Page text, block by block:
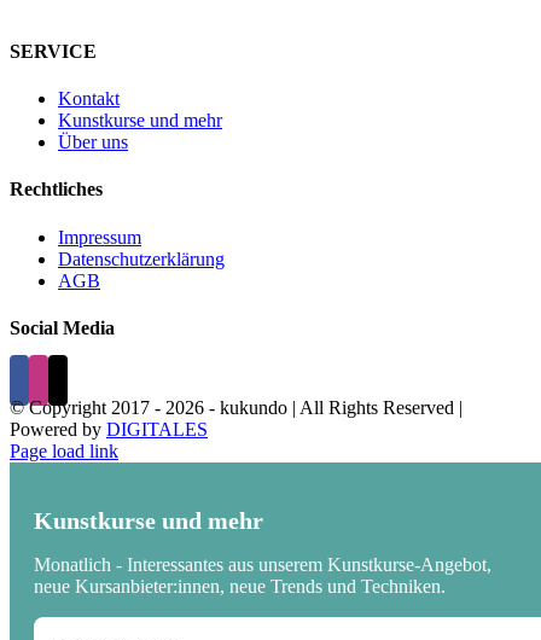
SERVICE
Kontakt
Kunstkurse und mehr
Über uns
Rechtliches
Impressum
Datenschutzerklärung
AGB
Social Media
© Copyright 2017 - 2026 - kukundo | All Rights Reserved |
Powered by DIGITALES
Page load link
Kunstkurse und mehr
Monatlich - Interessantes aus unserem Kunstkurse-Angebot,
neue Kursanbieter:innen, neue Trends und Techniken.